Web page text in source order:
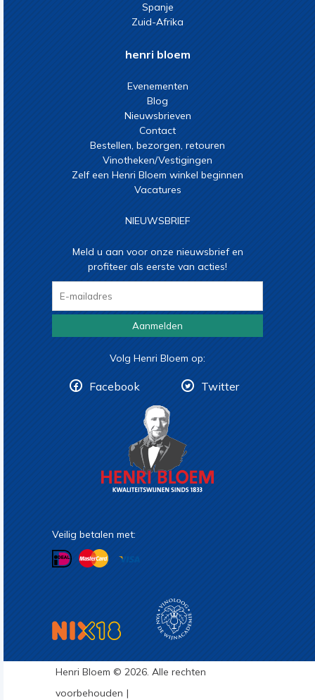
Spanje
Zuid-Afrika
henri bloem
Evenementen
Blog
Nieuwsbrieven
Contact
Bestellen, bezorgen, retouren
Vinotheken/Vestigingen
Zelf een Henri Bloem winkel beginnen
Vacatures
NIEUWSBRIEF
Meld u aan voor onze nieuwsbrief en
profiteer als eerste van acties!
Aanmelden
Volg Henri Bloem op:
Facebook Twitter
Veilig betalen met:
Henri Bloem © 2026. Alle rechten
voorbehouden